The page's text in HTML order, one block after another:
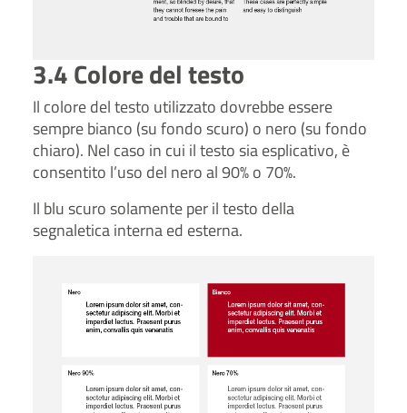
3.4 Colore del testo
Il colore del testo utilizzato dovrebbe essere
sempre bianco (su fondo scuro) o nero (su fondo
chiaro). Nel caso in cui il testo sia esplicativo, è
consentito l’uso del nero al 90% o 70%.
Il blu scuro solamente per il testo della
segnaletica interna ed esterna.